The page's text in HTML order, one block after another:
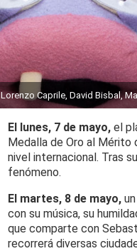
Lorenzo Caprile, David Bisbal,
El lunes, 7 de mayo, el
Medalla de Oro al Mérito
nivel internacional. Tras
fenómeno.
El martes, 8 de mayo,
con su música, su
que comparte con
recorrerá diversas